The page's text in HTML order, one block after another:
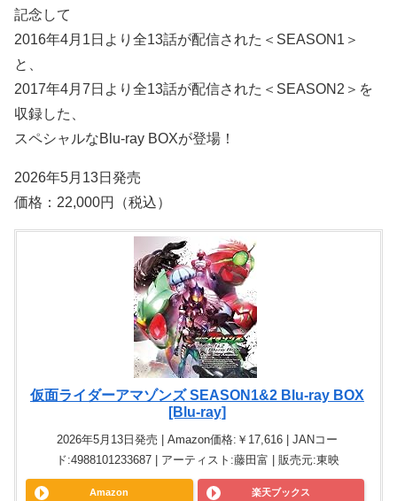
記念して
2016年4月1日より全13話が配信された＜SEASON1＞
と、
2017年4月7日より全13話が配信された＜SEASON2＞を
収録した、
スペシャルなBlu-ray BOXが登場！
2026年5月13日発売
価格：22,000円（税込）
仮面ライダーアマゾンズ SEASON1&2 Blu-ray BOX
[Blu-ray]
2026年5月13日発売 | Amazon価格:￥17,616 | JANコー
ド:4988101233687 | アーティスト:藤田富 | 販売元:東映
Amazon 楽天ブックス